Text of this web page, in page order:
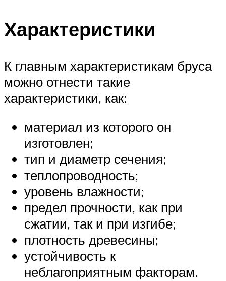
Характеристики
К главным характеристикам бруса
можно отнести такие
характеристики, как:
материал из которого он
изготовлен;
тип и диаметр сечения;
теплопроводность;
уровень влажности;
предел прочности, как при
сжатии, так и при изгибе;
плотность древесины;
устойчивость к
неблагоприятным факторам.